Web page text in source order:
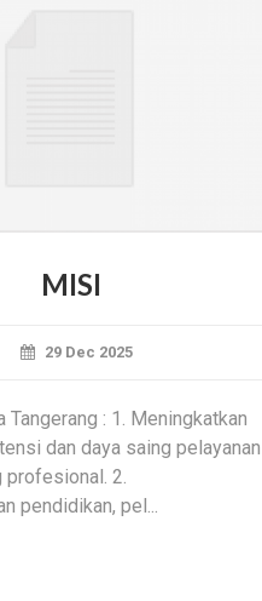
MISI
29 Dec 2025
Tangerang : 1. Meningkatkan
dan daya saing pelayanan
profesional. 2.
pendidikan, pel...